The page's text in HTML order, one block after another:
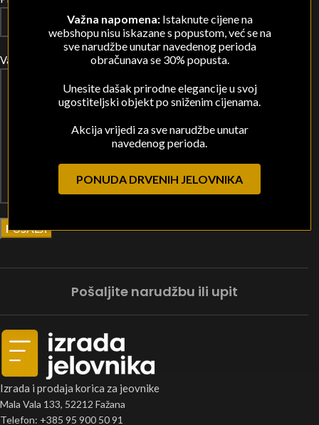
Vaša poruka (opcionalno)
Pošaljite narudžbu ili upit
Izrada i prodaja korica za jeovnike
Mala Vala 133, 52212 Fažana
Telefon: +385 95 900 50 91
Važna napomena:Istaknute cijene na
webshopu nisu iskazane s popustom, već se na
sve narudžbe unutar navedenog perioda
obračunava se 30% popusta.
Unesite dašak prirodne elegancije u svoj
ugostiteljski objekt po sniženim cijenama.
Akcija vrijedi za sve narudžbe unutar
navedenog perioda.
PONUDA DRVENIH JELOVNIKA